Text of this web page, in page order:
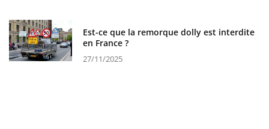
Est-ce que la remorque dolly est interdite
en France ?
27/11/2025